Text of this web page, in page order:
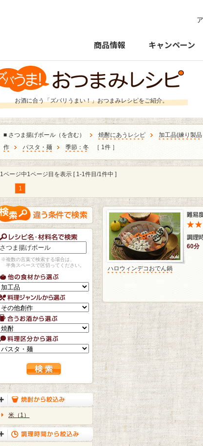
商品情報 キャンペーン
お酒に合う「ズバリうまい！」おつまみレシピをご紹介。
■ さつま揚げボール（を含む） 焼酎にあうレシピ 加工品(練り製品
作
パスタ・麺 季節：冬 ［ 1件 ］
1ページ中1ページ目を表示 [ 1-1件目/1件中 ]
1
※複数の言葉で検索する場合は、
半角スペースで区切ってください。
米（1）
60分
ハロウィンデコおでん鍋